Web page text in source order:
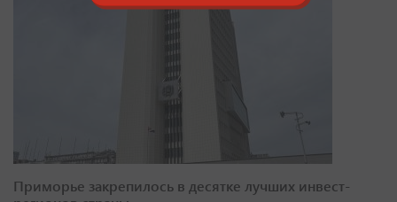
Приморье закрепилось в десятке лучших инвест-